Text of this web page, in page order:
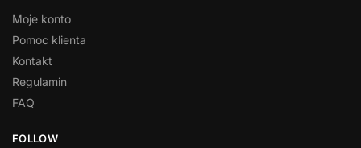
Moje konto
Pomoc klienta
Kontakt
Regulamin
FAQ
FOLLOW